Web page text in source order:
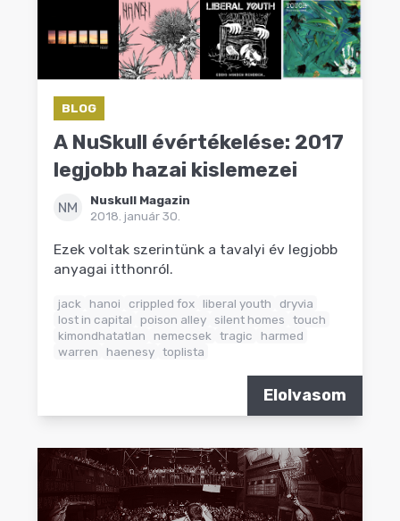
BLOG
A NuSkull évértékelése: 2017
legjobb hazai kislemezei
NM
Nuskull Magazin
2018. január 30.
Ezek voltak szerintünk a tavalyi év legjobb
anyagai itthonról.
jack hanoi crippled fox liberal youth
dryvia
lost in capital
poison alley silent homes
touch
kimondhatatlan
nemecsek tragic
harmed
warren
haenesy toplista
Elolvasom